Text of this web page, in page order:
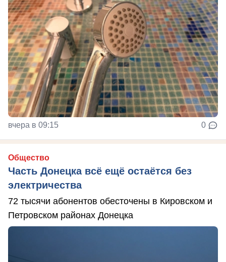
вчера в 09:15 0
Общество
Часть Донецка всё ещё остаётся без
электричества
72 тысячи абонентов обесточены в Кировском и
Петровском районах Донецка